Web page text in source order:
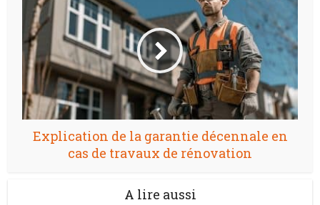
Explication de la garantie décennale en
cas de travaux de rénovation
A lire aussi